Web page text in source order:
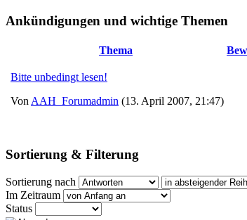
Ankündigungen und wichtige Themen
Thema
Bitte unbedingt lesen!
Von AAH_Forumadmin (13. April 2007, 21:47)
Sortierung & Filterung
Sortierung nach
Im Zeitraum
Status